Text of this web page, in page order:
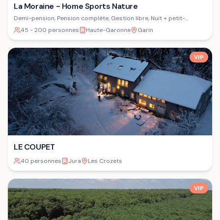
La Moraine - Home Sports Nature
Demi-pension, Pension complète, Gestion libre, Nuit + petit-
déjeuner
45 - 200 personnes Haute-Garonne Garin
VIP
LE COUPET
40 personnes Jura Les Crozets
VIP